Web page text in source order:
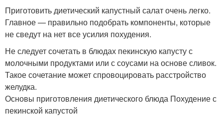
Приготовить диетический капустный салат очень легко.
Главное — правильно подобрать компоненты, которые
не сведут на нет все усилия похудения.
Не следует сочетать в блюдах пекинскую капусту с
молочными продуктами или с соусами на основе сливок.
Такое сочетание может спровоцировать расстройство
желудка.
Основы приготовления диетического блюда Похудение с
пекинской капустой